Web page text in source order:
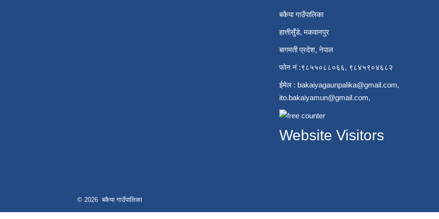
बकैया गाउँपालिका
हात्तीसुँडे, मकवानपुर
बागमती प्रदेश, नेपाल
फोन नं :९८५५०८८०६६, ९८४५९०४६८२
ईमेल : bakaiyagaunpalika@gmail.com,
ito.bakaiyamun@gmail.com,
Website Visitors
© 2026 बकैया गाउँपालिका